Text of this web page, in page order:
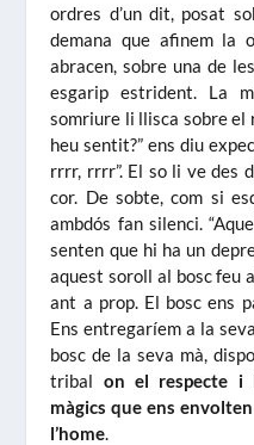
ordres d’un dit, posat
demana que afinem la
abracen, sobre una de
esgarip estrident. La
somriure li llisca sobre el
heu sentit?” ens diu
rrrr, rrrr”. El so li ve des
cor. De sobte, com si
ambdós fan silenci.
senten que hi ha un
aquest soroll al bosc feu
ant a prop. El bosc ens
Ens entregaríem a la
bosc de la seva mà,
tribal on el respecte i
màgics que ens
l’home.